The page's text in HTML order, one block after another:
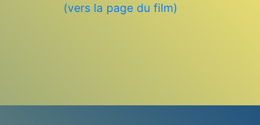
(vers la page du film)